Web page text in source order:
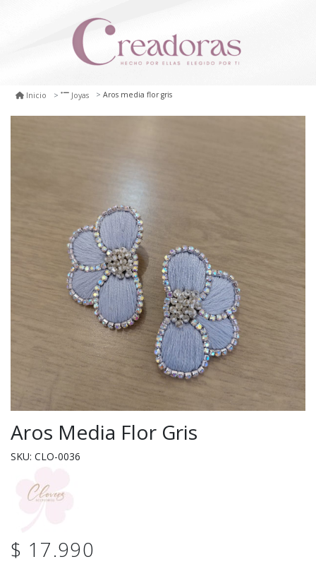
Inicio Joyas Aros media flor gris
Aros Media Flor Gris
SKU: CLO-0036
$ 17.990